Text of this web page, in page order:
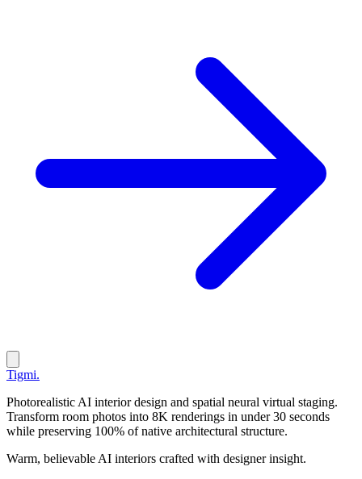
Tigmi.
Photorealistic AI interior design and spatial neural virtual staging.
Transform room photos into 8K renderings in under 30 seconds
while preserving 100% of native architectural structure.
Warm, believable AI interiors crafted with designer insight.